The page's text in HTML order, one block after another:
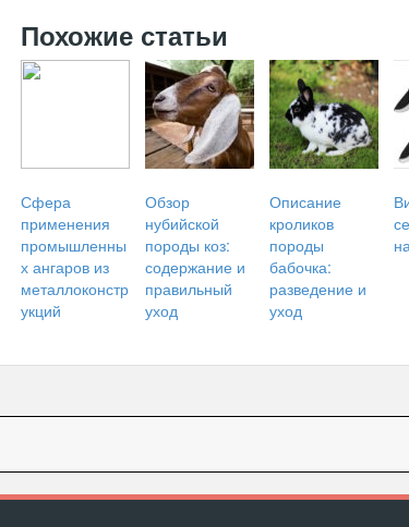
Похожие статьи
Сфера
применения
промышленны
х ангаров из
металлоконстр
укций
Обзор
нубийской
породы коз:
содержание и
правильный
уход
Описание
кроликов
породы
бабочка:
разведение и
уход